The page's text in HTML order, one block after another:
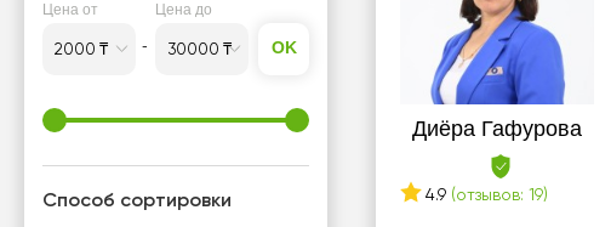
Диёра Гафурова
4.9 (отзывов: 19)
Цена от Цена до
OK
Способ сортировки